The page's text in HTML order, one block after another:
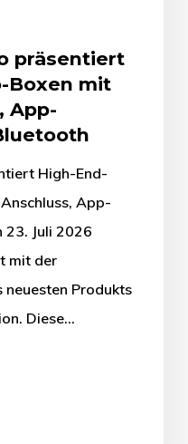
präsentiert
Boxen mit
App-
High-End-
App-
23. Juli 2026
mit der
Produkts
Diese…